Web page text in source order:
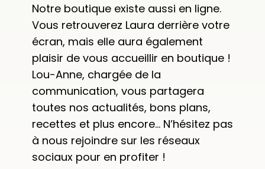
Notre boutique existe aussi en ligne.
Vous retrouverez Laura derrière votre
écran, mais elle aura également
plaisir de vous accueillir en boutique !
Lou-Anne, chargée de la
communication, vous partagera
toutes nos actualités, bons plans,
recettes et plus encore… N’hésitez pas
à nous rejoindre sur les réseaux
sociaux pour en profiter !